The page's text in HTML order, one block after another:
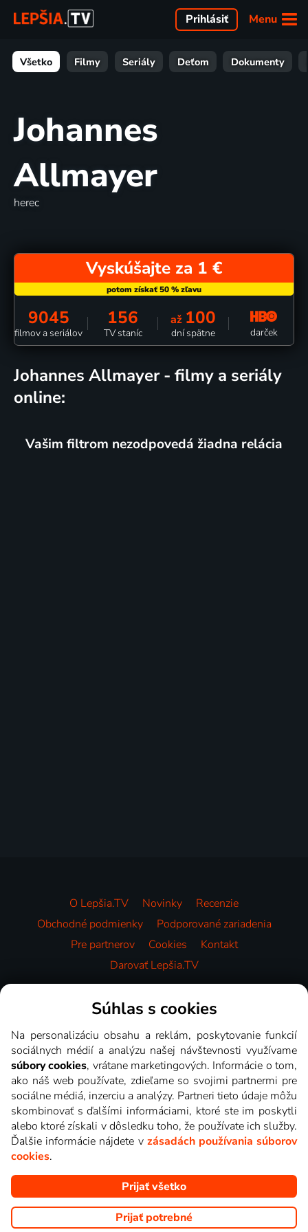
Menu
Prihlásiť
Všetko Filmy Seriály Deťom Dokumenty
Johannes
Allmayer
herec
Vyskúšajte za 1 €
9045
filmov a seriálov
156
TV staníc
až 100
dní spätne darček
Johannes Allmayer - filmy a seriály
online:
Vašim filtrom nezodpovedá žiadna relácia
O Lepšia.TV Novinky
Recenzie
Obchodné podmienky
Podporované zariadenia
Pre partnerov
Cookies
Kontakt
Darovať Lepšia.TV
Videotéka
Copyright © goNET s.r.o. Na tomto webe sú zobrazované obrázky
z relácií TV staníc, ktoré môžete sledovať v Lepšia.TV.
Súhlas s cookies
Na personalizáciu obsahu a reklám, poskytovanie funkcií
sociálnych médií a analýzu našej návštevnosti využívame
súbory cookies, vrátane marketingových. Informácie o tom,
ako náš web používate, zdieľame so svojimi partnermi pre
sociálne médiá, inzerciu a analýzy. Partneri tieto údaje môžu
skombinovať s ďalšími informáciami, ktoré ste im poskytli
alebo ktoré získali v dôsledku toho, že používate ich služby.
Ďalšie informácie nájdete v zásadách používania súborov
cookies.
Prijať všetko
Prijať potrebné